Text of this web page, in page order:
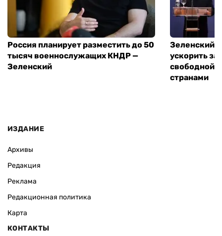
Россия планирует разместить до 50
тысяч военнослужащих КНДР —
Зеленский
Зеленский
ускорить
свободной
странами
ИЗДАНИЕ
Архивы
Редакция
Реклама
Редакционная политика
Карта
КОНТАКТЫ